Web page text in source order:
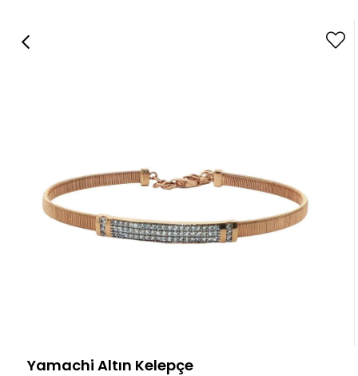
Yamachi Altın Kelepçe